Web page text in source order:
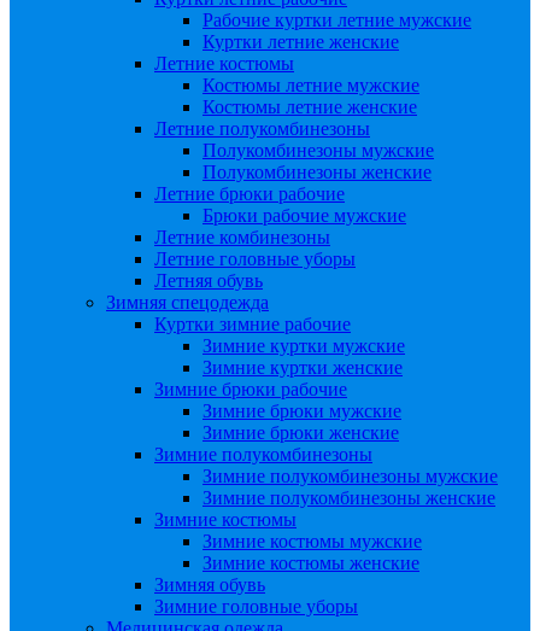
Рабочие куртки летние мужские
Куртки летние женские
Летние костюмы
Костюмы летние мужские
Костюмы летние женские
Летние полукомбинезоны
Полукомбинезоны мужские
Полукомбинезоны женские
Летние брюки рабочие
Брюки рабочие мужские
Летние комбинезоны
Летние головные уборы
Летняя обувь
Зимняя спецодежда
Куртки зимние рабочие
Зимние куртки мужские
Зимние куртки женские
Зимние брюки рабочие
Зимние брюки мужские
Зимние брюки женские
Зимние полукомбинезоны
Зимние полукомбинезоны мужские
Зимние полукомбинезоны женские
Зимние костюмы
Зимние костюмы мужские
Зимние костюмы женские
Зимняя обувь
Зимние головные уборы